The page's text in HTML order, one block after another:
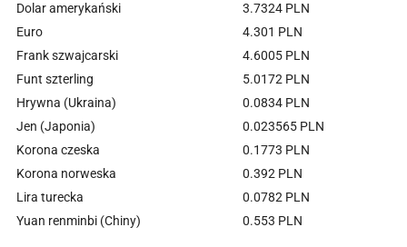
Dolar amerykański
3.7324 PLN
Euro
4.301 PLN
Frank szwajcarski
4.6005 PLN
Funt szterling
5.0172 PLN
Hrywna (Ukraina)
0.0834 PLN
Jen (Japonia)
0.023565 PLN
Korona czeska
0.1773 PLN
Korona norweska
0.392 PLN
Lira turecka
0.0782 PLN
Yuan renminbi (Chiny)
0.553 PLN